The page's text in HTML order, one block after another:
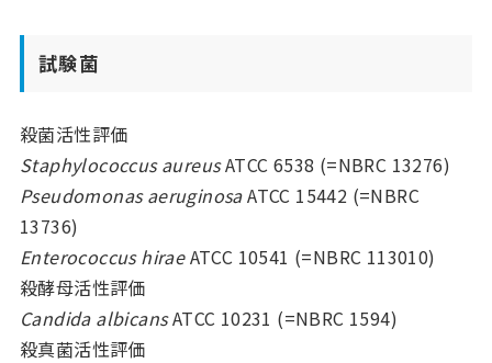
試験菌
殺菌活性評価
Staphylococcus aureusATCC 6538 (=NBRC 13276)
Pseudomonas aeruginosaATCC 15442 (=NBRC
13736)
Enterococcus hiraeATCC 10541 (=NBRC 113010)
殺酵母活性評価
Candida albicansATCC 10231 (=NBRC 1594)
殺真菌活性評価